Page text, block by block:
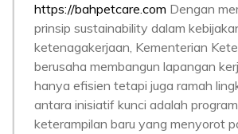
https://bahpetcare.com Dengan
prinsip sustainability dalam
ketenagakerjaan, Kementerian
berusaha membangun lapangan
hanya efisien tetapi juga ramah
antara inisiatif kunci adalah
keterampilan baru yang menyorot